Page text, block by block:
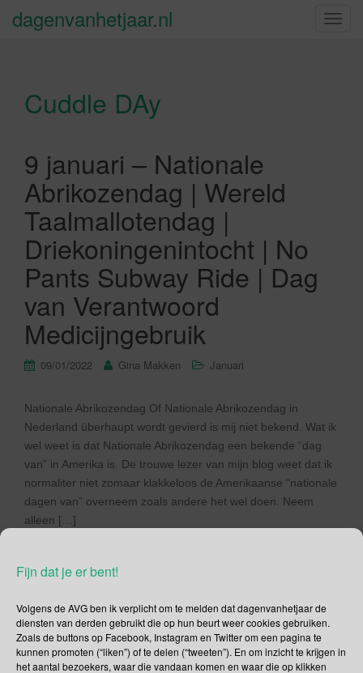
Fijn dat je er bent!
Volgens de AVG ben ik verplicht om te melden dat dagenvanhetjaar de
diensten van derden gebruikt die op hun beurt weer cookies gebruiken.
Zoals de buttons op Facebook, Instagram en Twitter om een pagina te
kunnen promoten (“liken”) of te delen (“tweeten”). En om inzicht te krijgen in
het aantal bezoekers, waar die vandaan komen en waar die op klikken
S
dagenvanhetjaar.nl
Cuddle DAy
9 januari – Nationale
Abrikozendag | Wereld
Taalmallotendag |
Driekoningenintocht | No
Pants Subway Ride | Dag
van Verantwoord
Medicijngebruik
09/01/2022 Gina Makken Januari
Nationale Abrikozendag Of Nationale Abrikozendag in
Nederland überhaupt wordt gevierd is mij niet bekend. Wat ik
wel weet is dat Nationale Abrikozendag een bekende “dag
van” in Amerika is. De trouwe lezer van mijn blog weet dat ik
normaliter niet zomaar klakkeloos de Amerikaanse “nationale
dagen van” overneem zoals andere het wel doen. Neem
alleen […]
Social Media